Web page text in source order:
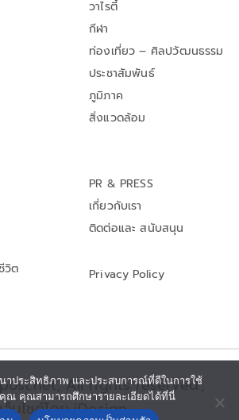
วาไรตี้
กีฬา
ท่องเที่ยว – ศิลปวัฒนธรรม
ประชาสัมพันธ์
ภูมิภาค
สิ่งแวดล้อม
วิต
PR & PRESS
เกี่ยวกับเรา
ติดต่อและ สนับสนุน
Privacy Policy
All rights reserved.,
ว็บไซต์โดย iDesign
าประสิทธิภาพ และประสบการณ์ที่ดีในการใช้
คุณ คุณสามารถศึกษารายละเอียดได้ที่นี่